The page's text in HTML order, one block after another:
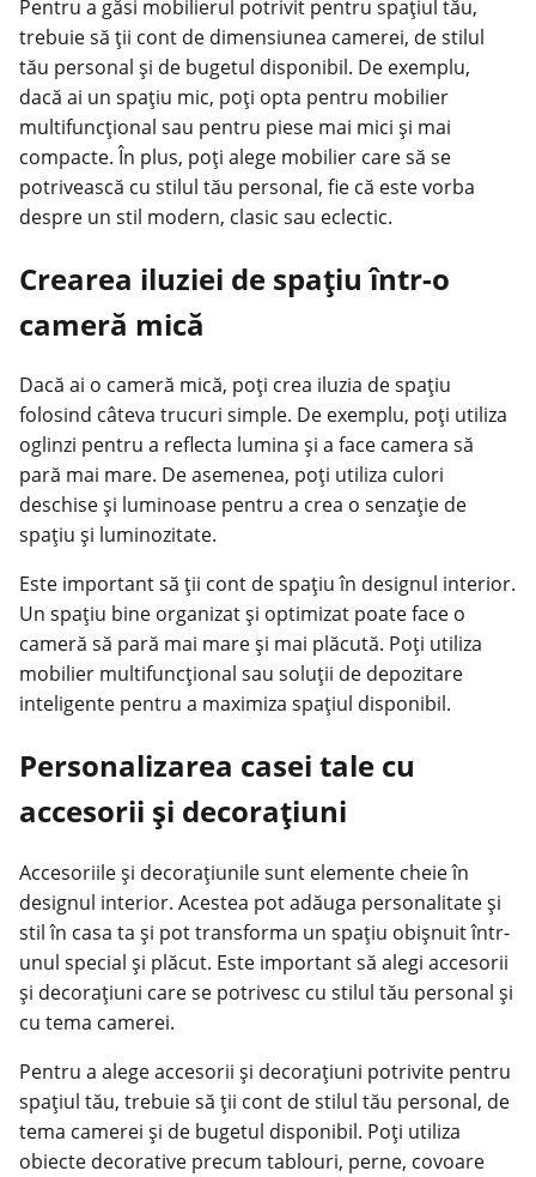
Pentru a găsi mobilierul potrivit pentru spațiul tău,
trebuie să ții cont de dimensiunea camerei, de stilul
tău personal și de bugetul disponibil. De exemplu,
dacă ai un spațiu mic, poți opta pentru mobilier
multifuncțional sau pentru piese mai mici și mai
compacte. În plus, poți alege mobilier care să se
potrivească cu stilul tău personal, fie că este vorba
despre un stil modern, clasic sau eclectic.
Crearea iluziei de spațiu într-o
cameră mică
Dacă ai o cameră mică, poți crea iluzia de spațiu
folosind câteva trucuri simple. De exemplu, poți utiliza
oglinzi pentru a reflecta lumina și a face camera să
pară mai mare. De asemenea, poți utiliza culori
deschise și luminoase pentru a crea o senzație de
spațiu și luminozitate.
Este important să ții cont de spațiu în designul interior.
Un spațiu bine organizat și optimizat poate face o
cameră să pară mai mare și mai plăcută. Poți utiliza
mobilier multifuncțional sau soluții de depozitare
inteligente pentru a maximiza spațiul disponibil.
Personalizarea casei tale cu
accesorii și decorațiuni
Accesoriile și decorațiunile sunt elemente cheie în
designul interior. Acestea pot adăuga personalitate și
stil în casa ta și pot transforma un spațiu obișnuit într-
unul special și plăcut. Este important să alegi accesorii
și decorațiuni care se potrivesc cu stilul tău personal și
cu tema camerei.
Pentru a alege accesorii și decorațiuni potrivite pentru
spațiul tău, trebuie să ții cont de stilul tău personal, de
tema camerei și de bugetul disponibil. Poți utiliza
obiecte decorative precum tablouri, perne, covoare